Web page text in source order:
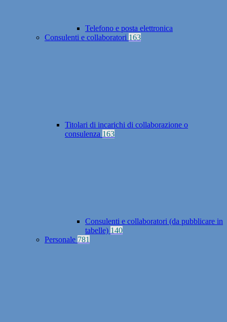
Telefono e posta elettronica
Consulenti e collaboratori 163
Titolari di incarichi di collaborazione o
consulenza 163
Consulenti e collaboratori (da pubblicare in
tabelle) 140
Personale 781